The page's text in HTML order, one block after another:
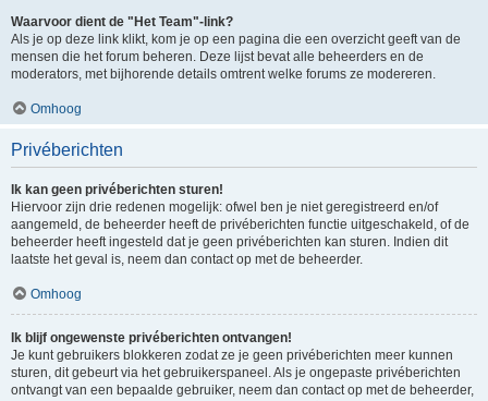
Waarvoor dient de "Het Team"-link?
Als je op deze link klikt, kom je op een pagina die een overzicht geeft van de
mensen die het forum beheren. Deze lijst bevat alle beheerders en de
moderators, met bijhorende details omtrent welke forums ze modereren.
Omhoog
Privéberichten
Ik kan geen privéberichten sturen!
Hiervoor zijn drie redenen mogelijk: ofwel ben je niet geregistreerd en/of
aangemeld, de beheerder heeft de privéberichten functie uitgeschakeld, of de
beheerder heeft ingesteld dat je geen privéberichten kan sturen. Indien dit
laatste het geval is, neem dan contact op met de beheerder.
Omhoog
Ik blijf ongewenste privéberichten ontvangen!
Je kunt gebruikers blokkeren zodat ze je geen privéberichten meer kunnen
sturen, dit gebeurt via het gebruikerspaneel. Als je ongepaste privéberichten
ontvangt van een bepaalde gebruiker, neem dan contact op met de beheerder,